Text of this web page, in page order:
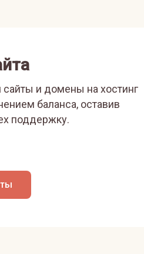
и домены на хостинг
баланса, оставив
поддержку.